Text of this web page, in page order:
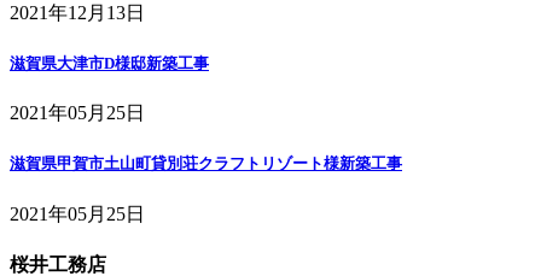
2021年12月13日
滋賀県大津市D様邸新築工事
2021年05月25日
滋賀県甲賀市土山町貸別荘クラフトリゾート様新築工事
2021年05月25日
桜井工務店